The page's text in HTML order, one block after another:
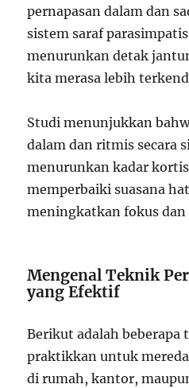
pernapasan dalam dan
sistem saraf
menurunkan detak
kita merasa lebih
Studi menunjukkan
dalam dan ritmis secara
menurunkan kadar
memperbaiki suasana
meningkatkan fokus
Mengenal Teknik
yang Efektif
Berikut adalah beberapa
praktikkan untuk
di rumah, kantor,